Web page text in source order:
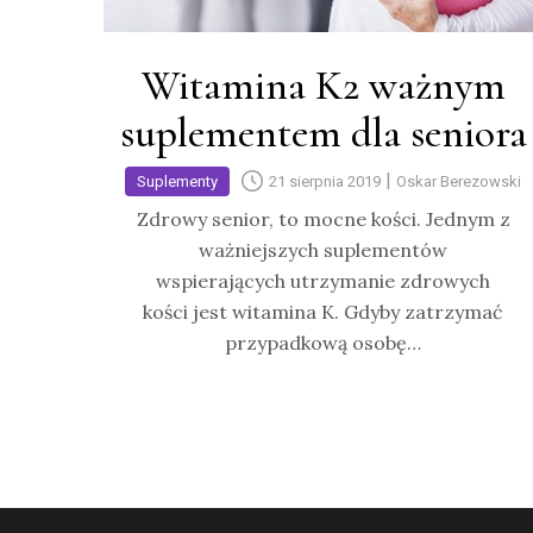
Witamina K2 ważnym
suplementem dla seniora
Suplementy 21 sierpnia 2019 | Oskar Berezowski
Zdrowy senior, to mocne kości. Jednym z
ważniejszych suplementów
wspierających utrzymanie zdrowych
kości jest witamina K. Gdyby zatrzymać
przypadkową osobę…